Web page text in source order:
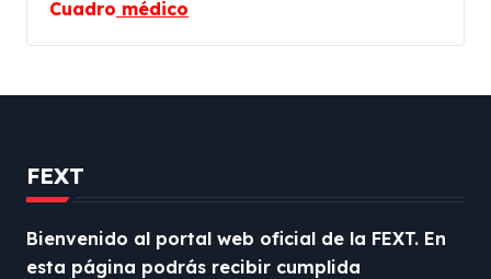
Cuadro médico
FEXT
Bienvenido al portal web oficial de la FEXT. En
esta página podrás recibir cumplida